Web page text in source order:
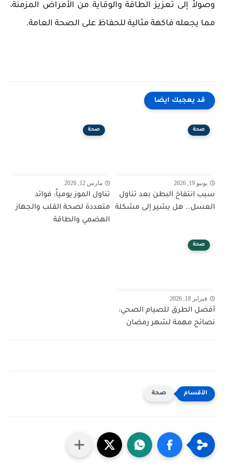
وصولاً إلى تعزيز الطاقة والوقاية من الأمراض المزمنة،
مما يجعله فاكهة مثالية للحفاظ على الصحة العامة.
قد يعجبك ايضا
صحة
يونيو 19, 2026
سبب انتفاخ البطن بعد تناول
العسل.. هل يشير إلى مشكلة
صحة
مارس 12, 2026
تناول الموز يومياً: فوائد
متعددة لصحة القلب والجهاز
الهضمي والطاقة
صحة
فبراير 18, 2026
أفضل الطرق للصيام الصحي:
نصائح مهمة لشهر رمضان
صحة